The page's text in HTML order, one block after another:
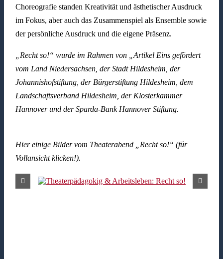
Choreografie standen Kreativität und ästhetischer Ausdruck
im Fokus, aber auch das Zusammenspiel als Ensemble sowie
der persönliche Ausdruck und die eigene Präsenz.
„Recht so!“ wurde im Rahmen von „Artikel Eins gefördert
vom Land Niedersachsen, der Stadt Hildesheim, der
Johannishofstiftung, der Bürgerstiftung Hildesheim, dem
Landschaftsverband Hildesheim, der Klosterkammer
Hannover und der Sparda-Bank Hannover Stiftung.
Hier einige Bilder vom Theaterabend „Recht so!“ (für
Vollansicht klicken!).